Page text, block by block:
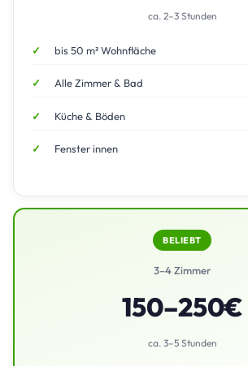
ca. 2–3 Stunden
bis 50 m² Wohnfläche
Alle Zimmer & Bad
Küche & Böden
Fenster innen
BELIEBT
3–4 Zimmer
150–250€
ca. 3–5 Stunden